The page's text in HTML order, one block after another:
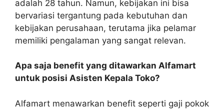
adalah 28 tahun. Namun, kebijakan ini bisa
bervariasi tergantung pada kebutuhan dan
kebijakan perusahaan, terutama jika pelamar
memiliki pengalaman yang sangat relevan.
Apa saja benefit yang ditawarkan Alfamart
untuk posisi Asisten Kepala Toko?
Alfamart menawarkan benefit seperti gaji pokok